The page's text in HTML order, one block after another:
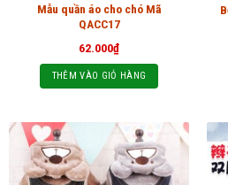
Mẫu quần áo cho chó Mã
QACC17
62.000₫
THÊM VÀO GIỎ HÀNG